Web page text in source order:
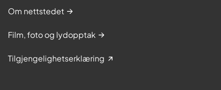
Om nettstedet
Film, foto og lydopptak
Tilgjengelighetserklæring